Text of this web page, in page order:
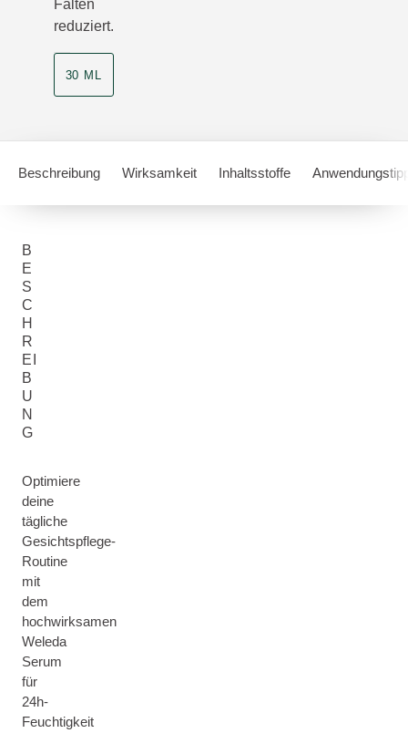
Falten
reduziert.
30 ML
Beschreibung Wirksamkeit Inhaltsstoffe
B
E
S
C
H
R
EI
B
U
N
G
Optimiere
deine
tägliche
Gesichtspflege-
Routine
mit
dem
hochwirksamen
Weleda
Serum
für
24h-
Feuchtigkeit